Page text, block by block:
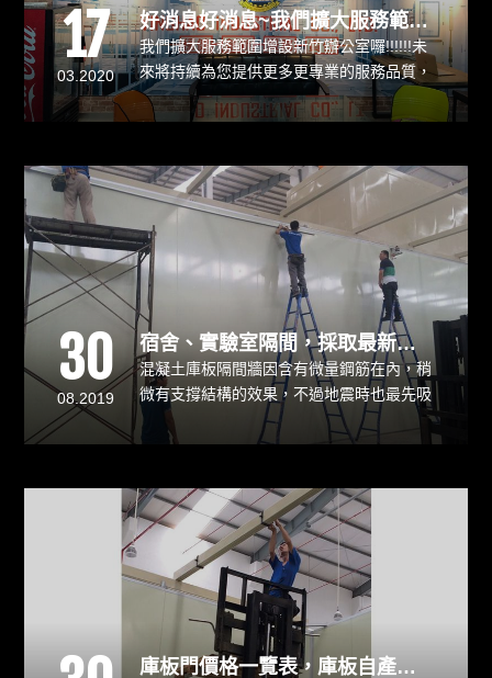
17
03.2020
好消息好消息~我們擴大服務範圍增設新竹辦公室囉!!
我們擴大服務範圍增設新竹辦公室囉!!!!!!未
來將持續為您提供更多更專業的服務品質，
使用庫板耐用度高、耐重且美觀，完全不用
擔心無法負荷重量，可以隨心所欲放上想要
30
08.2019
宿舍、實驗室隔間，採取最新環保綠建材
混凝土庫板隔間牆因含有微量鋼筋在內，稍
微有支撐結構的效果，不過地震時也最先吸
收地震力而受到破壞。堡壘建設總經理鄭功
仁表示，1立方米的混凝土重2.4噸，更勝紅
構設計一般不會考量隔間牆的重量，輕隔間
會是最好選擇。
庫板門價格一覽表，庫板自產自銷、業界最優惠